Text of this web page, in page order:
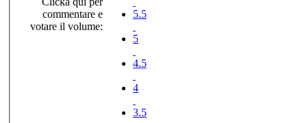
commentare e
votare il volume:
5.5
5
4.5
4
3.5